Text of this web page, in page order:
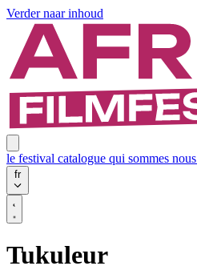
Verder naar inhoud
le festival catalogue qui sommes nous
fr
Tukuleur